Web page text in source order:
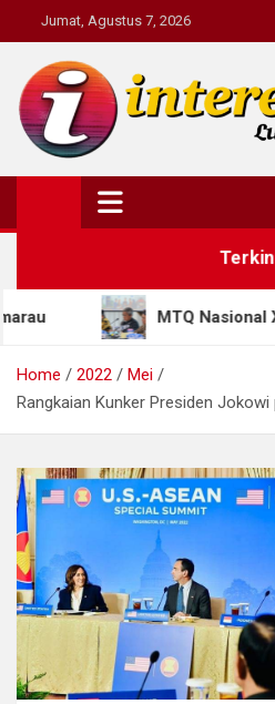
to
content
Jumat, Agustus 7, 2026
XXXI 2026 di Jateng Bawa
Home 2022
Mei
Rangkaian Kunker Presiden